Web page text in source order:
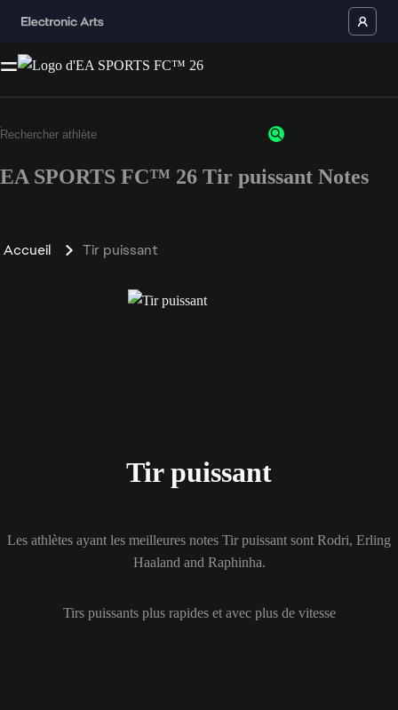
EA SPORTS FC™ 26 Tir puissant Notes
Accueil Tir puissant
Tir puissant
Les athlètes ayant les meilleures notes Tir puissant sont Rodri, Erling
Haaland and Raphinha.
Tirs puissants plus rapides et avec plus de vitesse